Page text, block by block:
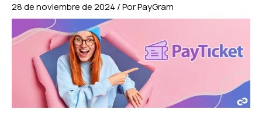
28 de noviembre de 2024 / PorPayGram